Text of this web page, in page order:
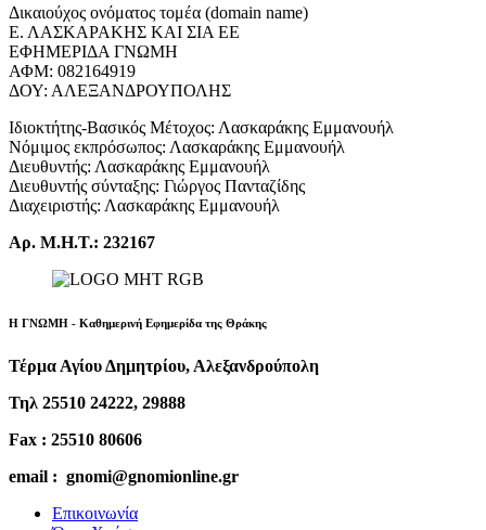
Δικαιούχος ονόματος τομέα (domain name)
Ε. ΛΑΣΚΑΡΑΚΗΣ ΚΑΙ ΣΙΑ ΕΕ
ΕΦΗΜΕΡΙΔΑ ΓΝΩΜΗ
ΑΦΜ: 082164919
ΔΟΥ: ΑΛΕΞΑΝΔΡΟΥΠΟΛΗΣ
Ιδιοκτήτης-Βασικός Μέτοχος: Λασκαράκης Εμμανουήλ
Νόμιμος εκπρόσωπος: Λασκαράκης Εμμανουήλ
Διευθυντής: Λασκαράκης Εμμανουήλ
Διευθυντής σύνταξης: Γιώργος Πανταζίδης
Διαχειριστής: Λασκαράκης Εμμανουήλ
Αρ. Μ.Η.Τ.: 232167
Η ΓΝΩΜΗ - Καθημερινή Εφημερίδα της Θράκης
Τέρμα Αγίου Δημητρίου, Αλεξανδρούπολη
Τηλ 25510 24222, 29888
Fax : 25510 80606
email : gnomi@gnomionline.gr
Επικοινωνία